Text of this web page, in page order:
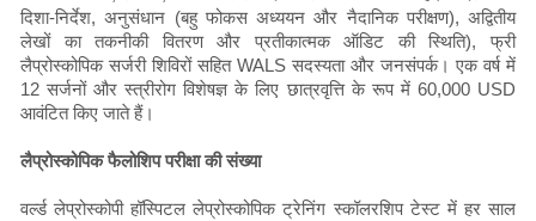
दिशा-निर्देश, अनुसंधान (बहु फोकस अध्ययन और नैदानिक ​​परीक्षण), अद्वितीय
लेखों का तकनीकी वितरण और प्रतीकात्मक ऑडिट की स्थिति), फ्री
लैप्रोस्कोपिक सर्जरी शिविरों सहित WALS सदस्यता और जनसंपर्क। एक वर्ष में
12 सर्जनों और स्त्रीरोग विशेषज्ञ के लिए छात्रवृत्ति के रूप में 60,000 USD
आवंटित किए जाते हैं।
लैप्रोस्कोपिक फैलोशिप परीक्षा की संख्या
वर्ल्ड लेप्रोस्कोपी हॉस्पिटल लेप्रोस्कोपिक ट्रेनिंग स्कॉलरशिप टेस्ट में हर साल